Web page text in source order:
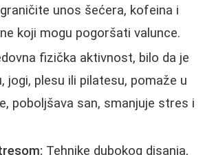
unos šećera, kofeina i
koji mogu pogoršati valunce.
fizička aktivnost, bilo da je
jogi, plesu ili pilatesu, pomaže u
poboljšava san, smanjuje stres i
Tehnike dubokog disanja,